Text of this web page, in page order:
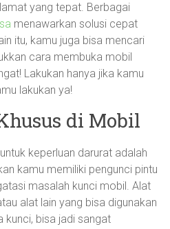
yang tepat. Berbagai
menawarkan solusi cepat
itu, kamu juga bisa mencari
cara membuka mobil
Lakukan hanya jika kamu
lakukan ya!
di Mobil
keperluan darurat adalah
kamu memiliki pengunci pintu
masalah kunci mobil. Alat
alat lain yang bisa digunakan
kunci, bisa jadi sangat